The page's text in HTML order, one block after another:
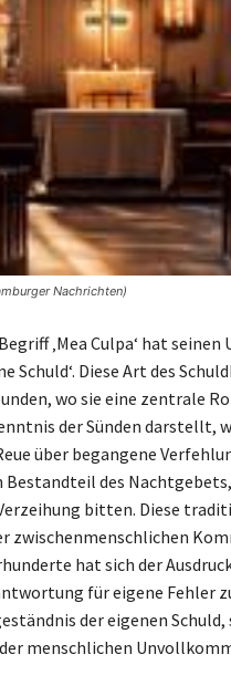
Nachrichten)
‚Mea Culpa‘ hat
Schuld‘. Diese Art des
wo sie eine zentrale
der Sünden darstellt,
über begangene
Bestandteil des
bitten. Diese
zwischenmenschlichen
hat sich der
für eigene Fehler
der eigenen
menschlichen